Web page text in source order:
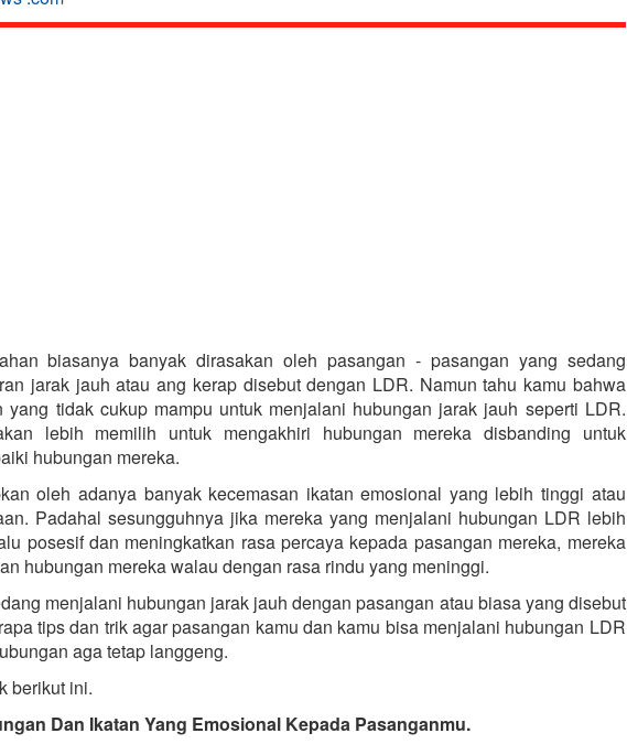
biasanya banyak dirasakan oleh pasangan - pasangan yang sedang
jarak jauh atau ang kerap disebut dengan LDR. Namun tahu kamu bahwa
yang tidak cukup mampu untuk menjalani hubungan jarak jauh seperti LDR.
lebih memilih untuk mengakhiri hubungan mereka disbanding untuk
hubungan mereka.
oleh adanya banyak kecemasan ikatan emosional yang lebih tinggi atau
Padahal sesungguhnya jika mereka yang menjalani hubungan LDR lebih
posesif dan meningkatkan rasa percaya kepada pasangan mereka, mereka
hubungan mereka walau dengan rasa rindu yang meninggi.
menjalani hubungan jarak jauh dengan pasangan atau biasa yang disebut
tips dan trik agar pasangan kamu dan kamu bisa menjalani hubungan LDR
aga tetap langgeng.
berikut ini.
Dan Ikatan Yang Emosional Kepada Pasanganmu.